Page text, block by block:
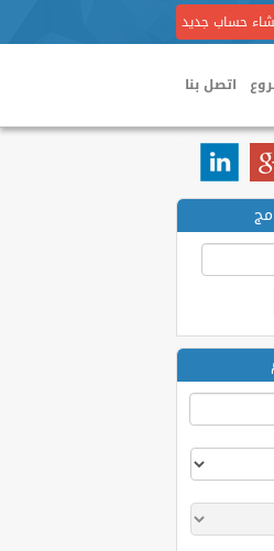
حساب جديد
اتصل بنا